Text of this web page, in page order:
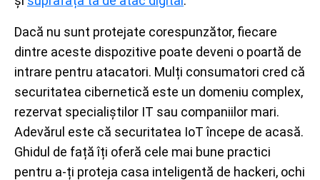
Dacă nu sunt protejate corespunzător, fiecare
dintre aceste dispozitive poate deveni o poartă de
intrare pentru atacatori. Mulți consumatori cred că
securitatea cibernetică este un domeniu complex,
rezervat specialiștilor IT sau companiilor mari.
Adevărul este că securitatea IoT începe de acasă.
Ghidul de față îți oferă cele mai bune practici
pentru a-ți proteja casa inteligentă de hackeri, ochi